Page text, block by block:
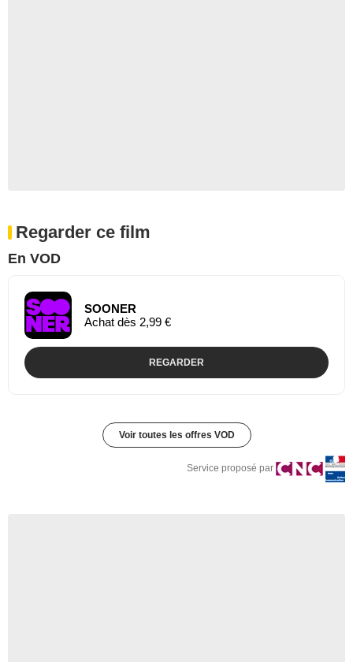
Regarder ce film
En VOD
SOONER
Achat dès 2,99 €
REGARDER
Voir toutes les offres VOD
Service proposé par